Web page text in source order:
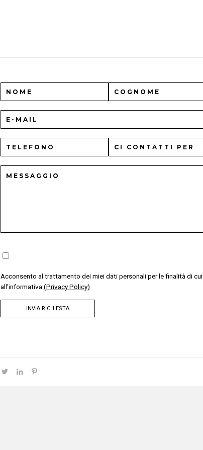
Acconsento al trattamento dei miei dati personali per le finalità di cui
all'informativa (Privacy Policy)